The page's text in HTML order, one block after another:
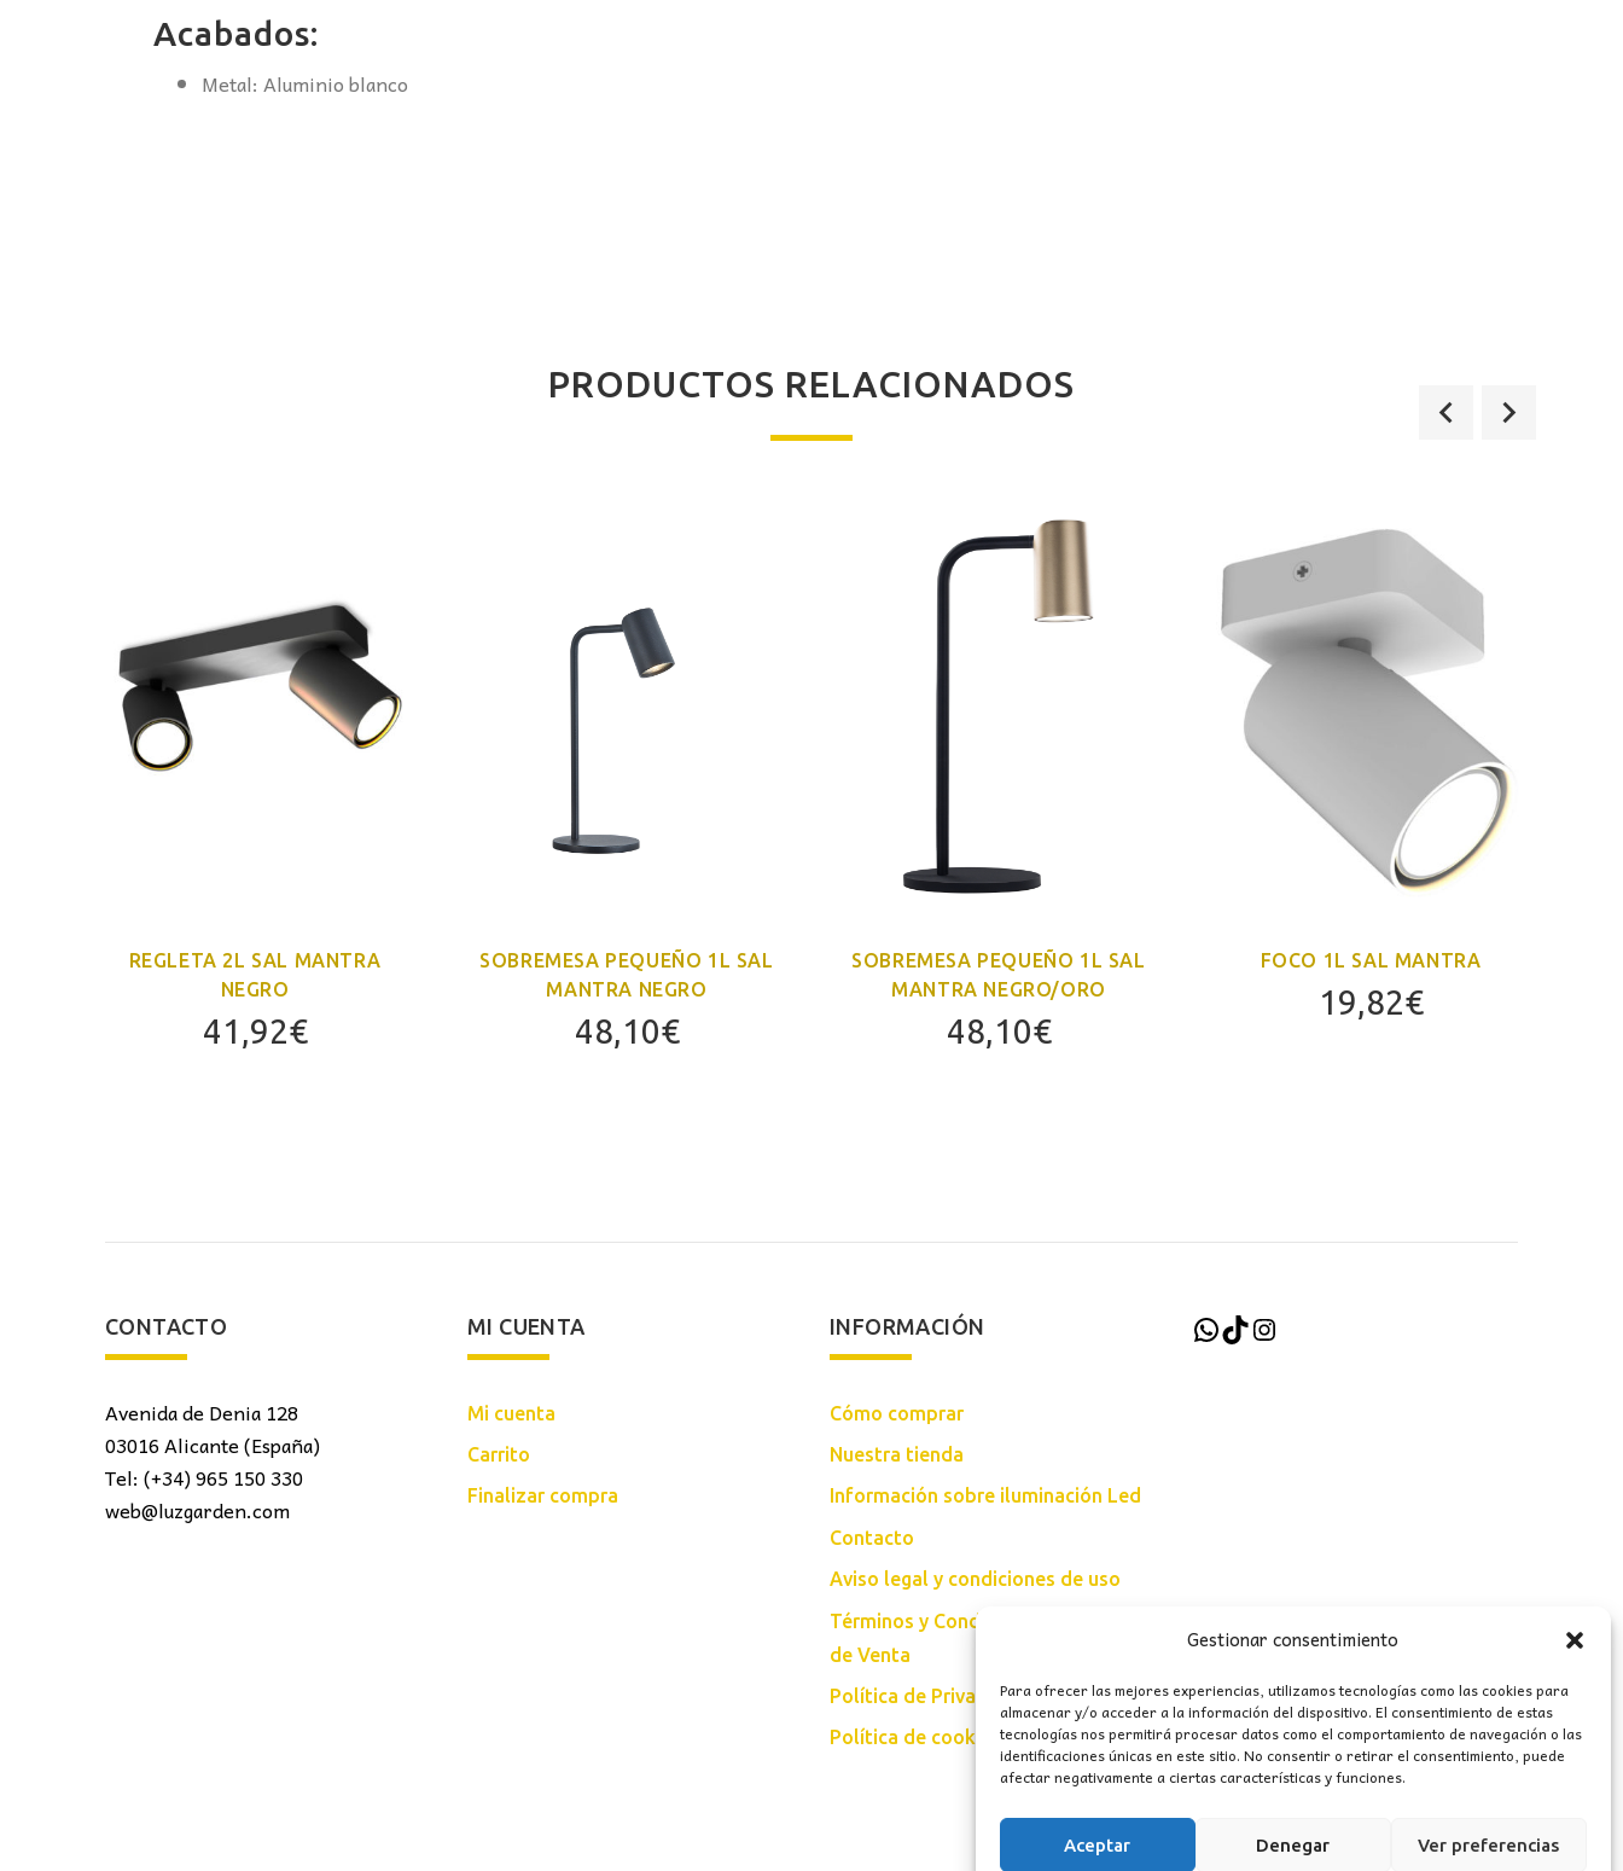
Gestionar consentimiento
Para ofrecer las mejores experiencias, utilizamos tecnologías como las cookies para
almacenar y/o acceder a la información del dispositivo. El consentimiento de estas
tecnologías nos permitirá procesar datos como el comportamiento de navegación o las
identificaciones únicas en este sitio. No consentir o retirar el consentimiento, puede
afectar negativamente a ciertas características y funciones.
Aceptar Denegar Ver preferencias
Acabados:
Metal: Aluminio blanco
PRODUCTOS RELACIONADOS
REGLETA 2L SAL MANTRA
NEGRO
41,92€
SOBREMESA PEQUEÑO 1L SAL
MANTRA NEGRO
48,10€
SOBREMESA PEQUEÑO 1L SAL
MANTRA NEGRO/ORO
48,10€
FOCO 1L SAL MANTRA
19,82€
CONTACTO
Avenida de Denia 128
03016 Alicante (España)
Tel: (+34) 965 150 330
web@luzgarden.com
MI CUENTA
Mi cuenta
Carrito
Finalizar compra
INFORMACIÓN
Cómo comprar
Nuestra tienda
Información sobre iluminación Led
Contacto
Aviso legal y condiciones de uso
Términos y Condiciones Generales
de Venta
Política de Privacidad
Política de cookies (UE)
WhatsApp
TikTokInstagram